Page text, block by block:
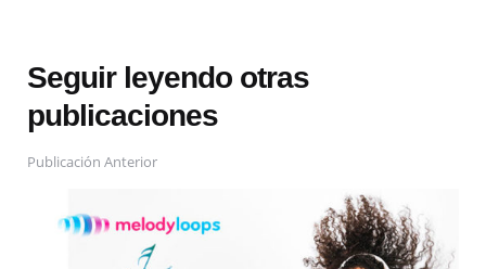
Seguir leyendo otras
publicaciones
Publicación Anterior